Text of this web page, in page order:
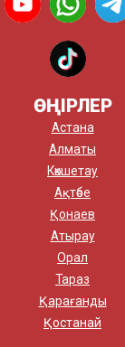
ӨҢІРЛЕР
Астана
Алматы
Көкшетау
Ақтөбе
Қонаев
Атырау
Орал
Тараз
Қарағанды
Қостанай